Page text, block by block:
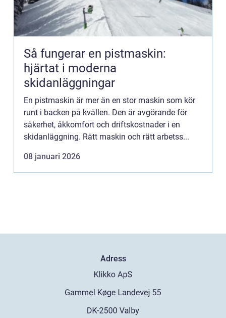
Så fungerar en pistmaskin:
hjärtat i moderna
skidanläggningar
En pistmaskin är mer än en stor maskin som kör
runt i backen på kvällen. Den är avgörande för
säkerhet, åkkomfort och driftskostnader i en
skidanläggning. Rätt maskin och rätt arbetss...
08 januari 2026
Adress